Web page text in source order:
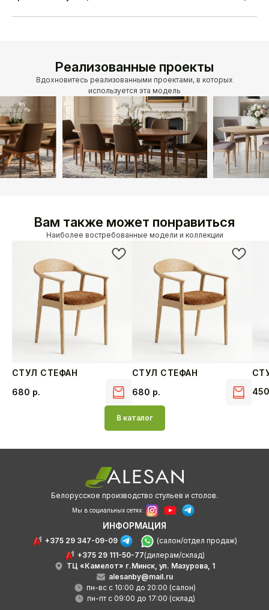
Реализованные проекты
Вдохновитесь реализованными проектами, в которых
используется эта модель
Вам также может понравиться
Наиболее востребованные модели и коллекции
СТУЛ СТЕФАН
680 р.
СТУЛ СТЕФАН
680 р.
В каталог
Белорусское производство стульев и столов.
Мы в социальных сетях:
ИНФОРМАЦИЯ
+375 29 347-09-09
(салон/отдел продаж)
+375 29 111-50-77(дилерам/склад)
ТЦ «Камелот» г.Минск, ул. Мазурова, 1
alesanby@mail.ru
пн-вс с 10:00 до 20:00 (салон)
пн-пт с 09:00 до 17:00 (склад)